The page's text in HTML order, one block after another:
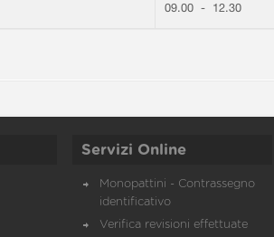
09.00 - 12.30
Servizi Online
Monopattini - Contrassegno
identificativo
Verifica revisioni effettuate